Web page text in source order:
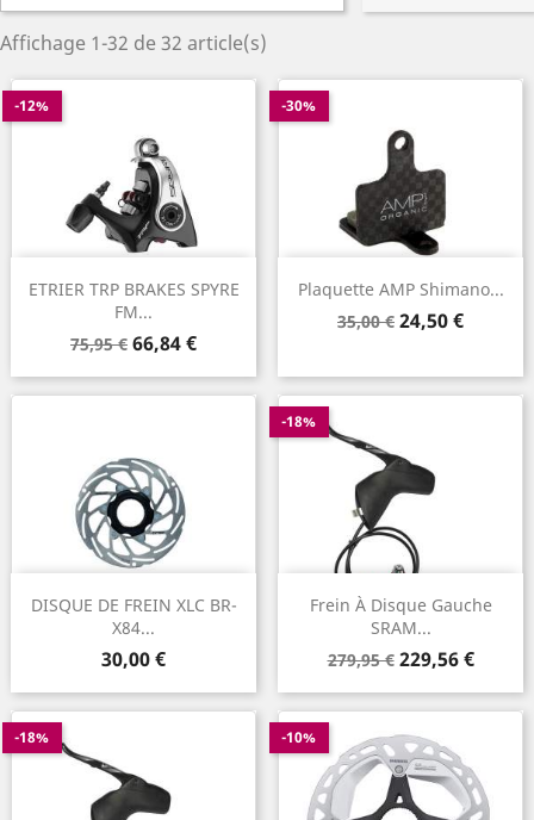
Affichage 1-32 de 32 article(s)
ETRIER TRP BRAKES SPYRE
FM...
Prix
base
75,95 €
-12%
Prix
66,84 €
Plaquette AMP Shimano...
Prix
35,00 €
-30%
Prix
24,50 €
DISQUE DE FREIN XLC BR-
X84...
Prix
30,00 €
Frein À Disque Gauche
SRAM...
Prix
base
279,95 €
-18%
Prix
229,56 €
-18% -10%